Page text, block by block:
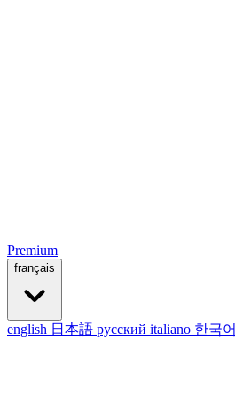
Premium
français
english 日本語 русский italiano 한국